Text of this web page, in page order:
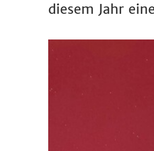
diesem Jahr